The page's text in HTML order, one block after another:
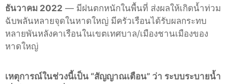
ธันวาคม 2022 — มีฝนตกหนักในพื้นที่ ส่งผลให้เกิดน้ำท่วม
ฉับพลันหลายจุดในหาดใหญ่ มีครัวเรือนได้รับผลกระทบ
หลายพันหลังคาเรือนในเขตเทศบาล/เมืองชานเมืองของ
หาดใหญ่
เหตุการณ์ในช่วงนี้เป็น “สัญญาณเตือน” ว่า ระบบระบายน้ำ